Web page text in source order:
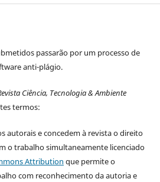
passarão por um processo de
anti-plágio.
Ciência, Tecnologia & Ambiente
termos:
autorais e concedem à revista o direito
o trabalho simultaneamente licenciado
Attribution que permite o
com reconhecimento da autoria e